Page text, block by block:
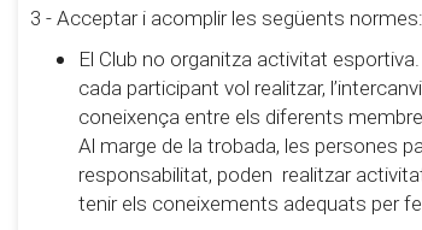
3 - Acceptar i acomplir les següents normes:
El Club no organitza activitat
cada participant vol realitzar,
coneixença entre els diferents
Al marge de la trobada, les persones
responsabilitat, poden realitzar
tenir els coneixements adequats per